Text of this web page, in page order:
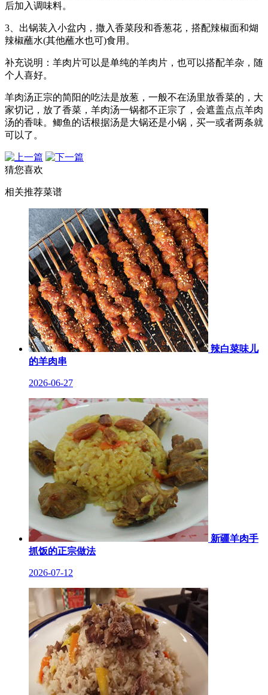
后加入调味料。
3、出锅装入小盆内，撒入香菜段和香葱花，搭配辣椒面和煳
辣椒蘸水(其他蘸水也可)食用。
补充说明：羊肉片可以是单纯的羊肉片，也可以搭配羊杂，随
个人喜好。
羊肉汤正宗的简阳的吃法是放葱，一般不在汤里放香菜的，大
家切记，放了香菜，羊肉汤一锅都不正宗了，会遮盖点点羊肉
汤的香味。鲫鱼的话根据汤是大锅还是小锅，买一或者两条就
可以了。
猜您喜欢
相关推荐菜谱
辣白菜味儿
的羊肉串
2026-06-27
新疆羊肉手
抓饭的正宗做法
2026-07-12